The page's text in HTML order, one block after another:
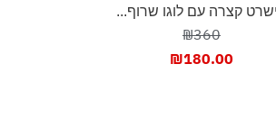
קצרה עם לוגו שרוף...
₪360
₪180.00